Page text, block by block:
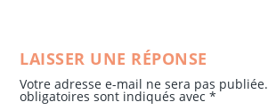
LAISSER UNE RÉPONSE
Votre adresse e-mail ne sera pas publiée.
obligatoires sont indiqués avec*